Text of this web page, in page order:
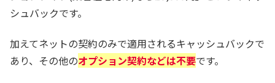
シュバックです。
加えてネットの契約のみで適用されるキャッシュバックで
あり、その他のオプション契約などは不要です。